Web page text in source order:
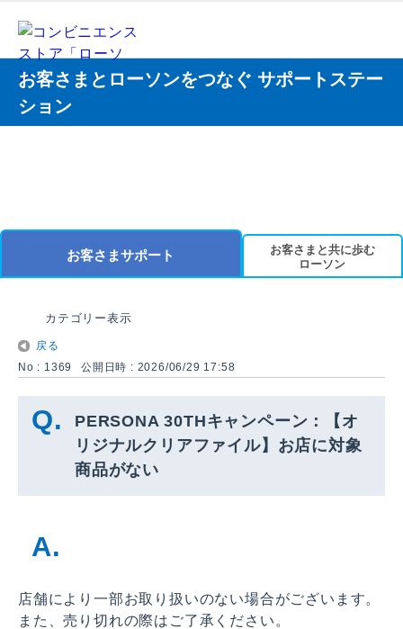
お客さまとローソンをつなぐ サポートステー
ション
お客さまサポート
お客さまと共に歩む
ローソン
カテゴリー表示
戻る
No : 1369
公開日時 : 2026/06/29 17:58
PERSONA 30THキャンペーン：【オ
リジナルクリアファイル】お店に対象
商品がない
店舗により一部お取り扱いのない場合がございます。
また、売り切れの際はご了承ください。